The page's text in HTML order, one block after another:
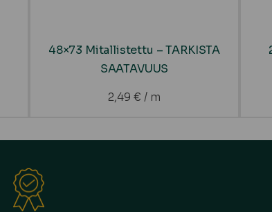
48×73 Mitallistettu – TARKISTA
SAATAVUUS
2,49 € / m